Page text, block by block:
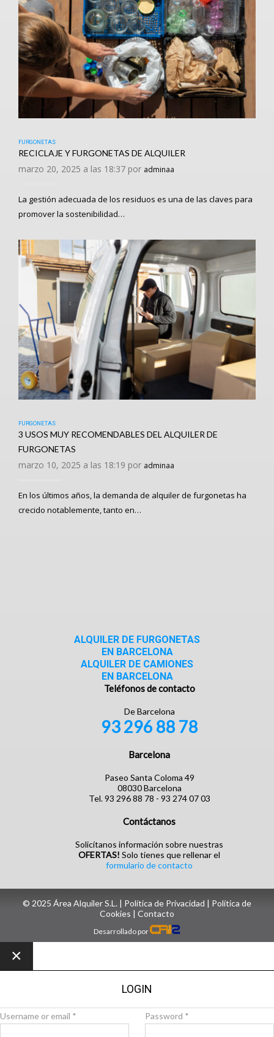
FURGONETAS
RECICLAJE Y FURGONETAS DE ALQUILER
marzo 20, 2025 a las 18:37 por adminaa
La gestión adecuada de los residuos es una de las claves para
promover la sostenibilidad…
FURGONETAS
3 USOS MUY RECOMENDABLES DEL ALQUILER DE
FURGONETAS
marzo 10, 2025 a las 18:19 por adminaa
En los últimos años, la demanda de alquiler de furgonetas ha
crecido notablemente, tanto en…
ALQUILER DE FURGONETAS
EN BARCELONA
ALQUILER DE CAMIONES
EN BARCELONA
Teléfonos de contacto
De Barcelona
93 296 88 78
Barcelona
Paseo Santa Coloma 49
08030 Barcelona
Tel. 93 296 88 78 - 93 274 07 03
Contáctanos
Solicítanos información sobre nuestras
OFERTAS! Solo tienes que rellenar el
formulario de contacto
© 2025 Área Alquiler S.L. | Política de Privacidad
Política de
Cookies
Contacto
Desarrollado por
×
LOGIN
Username or email * Password *